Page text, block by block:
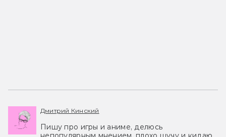
Дмитрий Кинский
Пишу про игры и аниме, делюсь